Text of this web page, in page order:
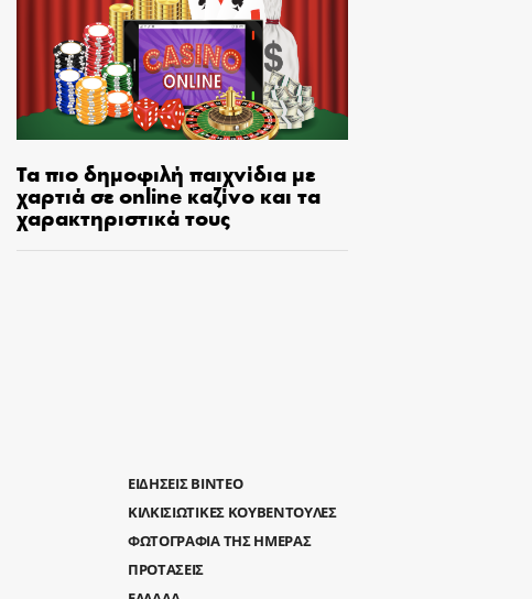
Τα πιο δημοφιλή παιχνίδια με
χαρτιά σε online καζίνο και τα
χαρακτηριστικά τους
ΕΙΔΗΣΕΙΣ ΒΙΝΤΕΟ
ΚΙΛΚΙΣΙΩΤΙΚΕΣ ΚΟΥΒΕΝΤΟΥΛΕΣ
ΦΩΤΟΓΡΑΦΙΑ ΤΗΣ ΗΜΕΡΑΣ
ΠΡΟΤΑΣΕΙΣ